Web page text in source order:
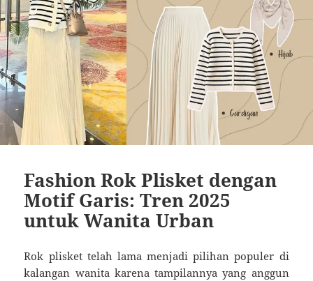
Fashion Rok Plisket dengan
Motif Garis: Tren 2025
untuk Wanita Urban
Rok plisket telah lama menjadi pilihan populer di
kalangan wanita karena tampilannya yang anggun